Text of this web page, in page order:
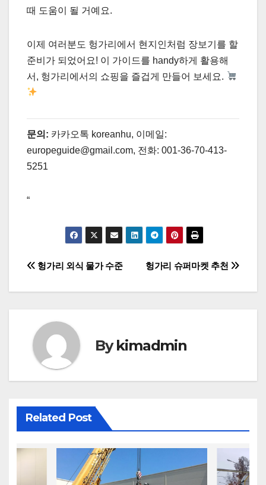
때 도움이 될 거예요.
이제 여러분도 헝가리에서 현지인처럼 장보기를 할
준비가 되었어요! 이 가이드를 handy하게 활용해
서, 헝가리에서의 쇼핑을 즐겁게 만들어 보세요.
문의: 카카오톡 koreanhu, 이메일:
europeguide@gmail.com, 전화: 001-36-70-413-
5251
“
글
탐
헝가리 슈퍼마켓 추천
헝가리 외식 물가 수준
Bykimadmin
Related Post